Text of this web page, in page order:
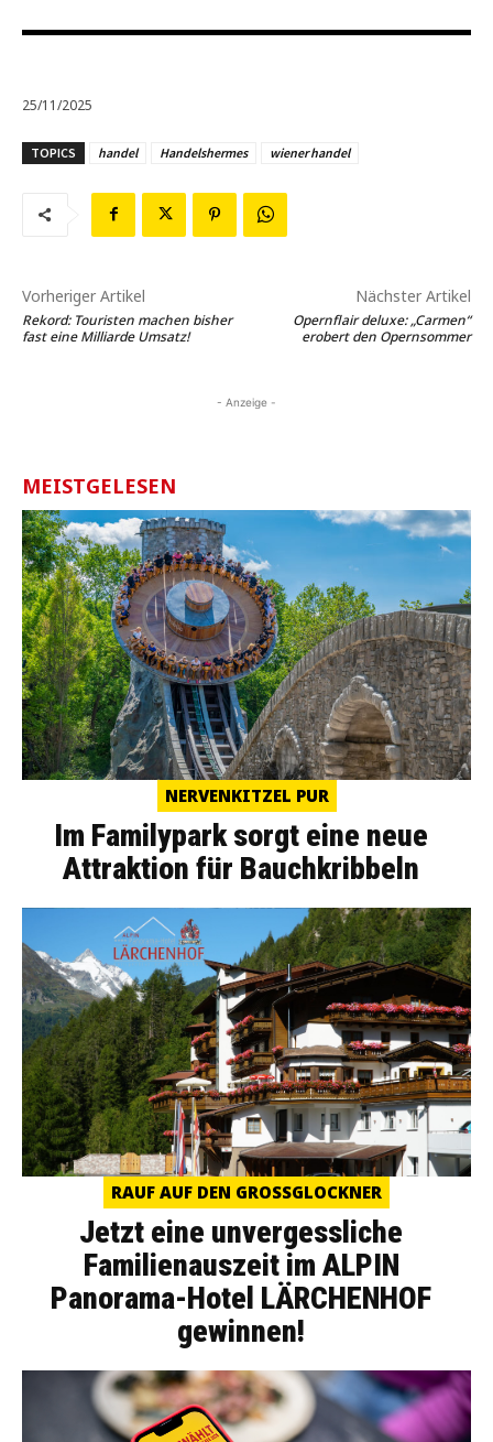
25/11/2025
TOPICS handel Handelshermes wiener handel
Vorheriger Artikel
Rekord: Touristen machen bisher
fast eine Milliarde Umsatz!
Nächster Artikel
Opernflair deluxe: „Carmen“
erobert den Opernsommer
- Anzeige -
MEISTGELESEN
NERVENKITZEL PUR
Im Familypark sorgt eine neue
Attraktion für Bauchkribbeln
RAUF AUF DEN GROSSGLOCKNER
Jetzt eine unvergessliche
Familienauszeit im ALPIN
Panorama-Hotel LÄRCHENHOF
gewinnen!